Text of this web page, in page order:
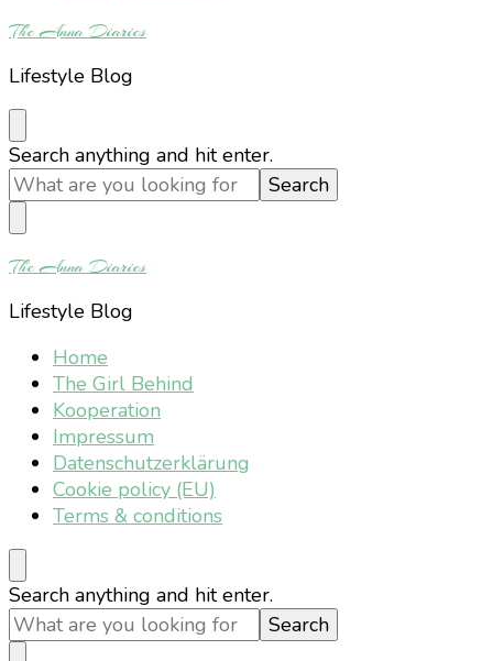
The Anna Diaries
Lifestyle Blog
Looking
for
Something?
Search anything and hit enter.
The Anna Diaries
Lifestyle Blog
Home
The Girl Behind
Kooperation
Impressum
Datenschutzerklärung
Cookie policy (EU)
Terms & conditions
Looking
for
Something?
Search anything and hit enter.